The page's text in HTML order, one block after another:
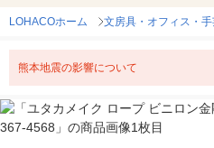
LOHACOホーム 文房具・オフィス・
熊本地震の影響について